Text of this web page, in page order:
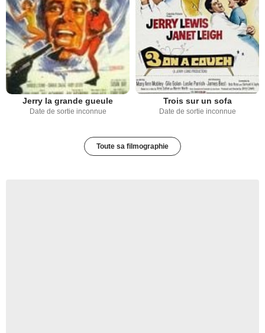
Jerry la grande gueule
Date de sortie inconnue
Trois sur un sofa
Date de sortie inconnue
Toute sa filmographie